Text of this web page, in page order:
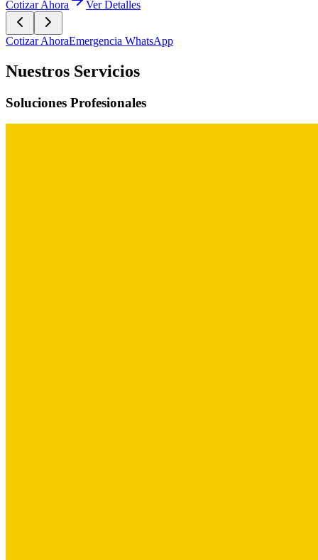
Cotizar AhoraEmergencia WhatsApp
Nuestros Servicios
Soluciones Profesionales